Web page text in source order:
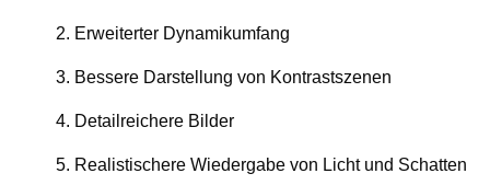
Erweiterter Dynamikumfang
Bessere Darstellung von Kontrastszenen
Detailreichere Bilder
Realistischere Wiedergabe von Licht und Schatten